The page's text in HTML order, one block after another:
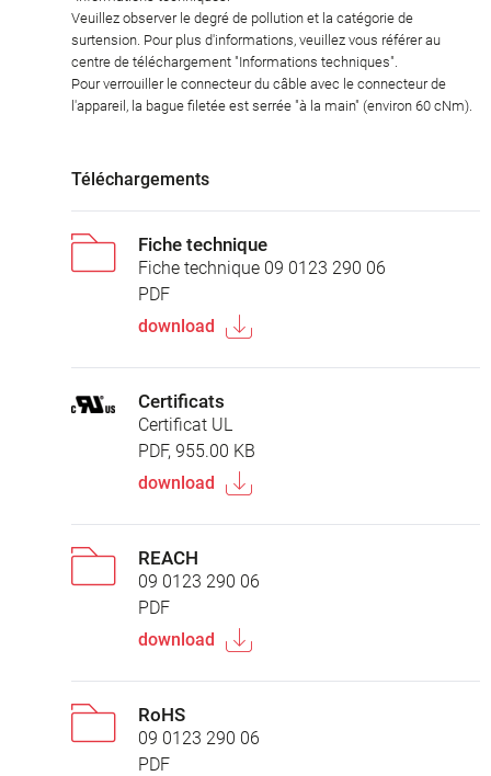
Veuillez observer le degré de pollution et la catégorie de
surtension. Pour plus d'informations, veuillez vous référer au
centre de téléchargement "Informations techniques".
Pour verrouiller le connecteur du câble avec le connecteur de
l'appareil, la bague filetée est serrée "à la main" (environ 60 cNm).
Téléchargements
Fiche technique
Fiche technique 09 0123 290 06
PDF
download
Certificats
Certificat UL
PDF, 955.00 KB
download
REACH
09 0123 290 06
PDF
download
RoHS
09 0123 290 06
PDF